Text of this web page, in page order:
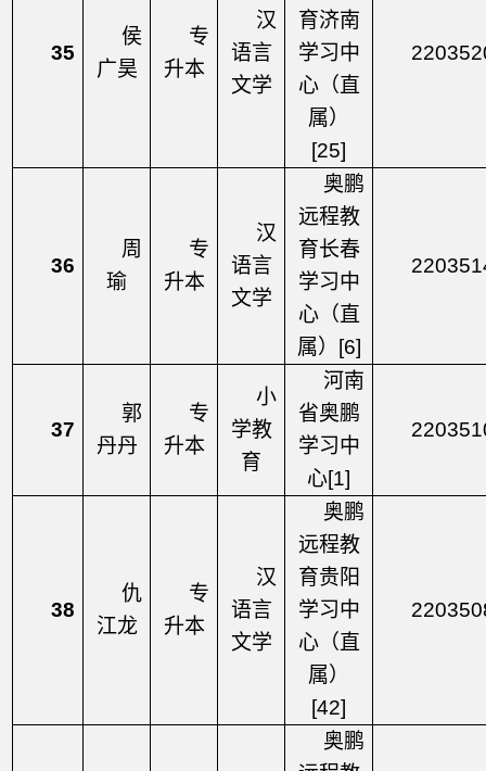
35
侯
广昊
专
升本
汉
语言
文学
育济南
学习中
心（直
属）
[25]
36
周
瑜
专
升本
汉
语言
文学
奥鹏
远程教
育长春
学习中
心（直
属）
[6]
37
郭
丹丹
专
升本
小
学教
育
河南
省奥鹏
学习中
心[1]
38
仇
江龙
专
升本
汉
语言
文学
奥鹏
远程教
育贵阳
学习中
心（直
属）
[42]
奥鹏